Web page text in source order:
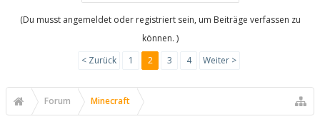
(Du musst angemeldet oder registriert sein, um Beiträge verfassen zu
können. )
< Zurück
1 2 3 4 Weiter >
Forum Minecraft